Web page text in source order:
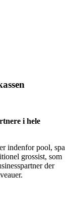
i hele
indenfor pool, spa
grossist, som
der